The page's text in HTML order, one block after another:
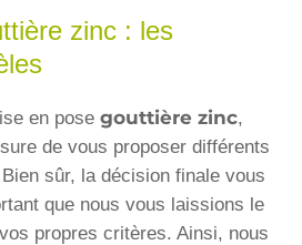
zinc : les
en pose gouttière zinc,
de vous proposer différents
sûr, la décision finale vous
que nous vous laissions le
propres critères. Ainsi, nous